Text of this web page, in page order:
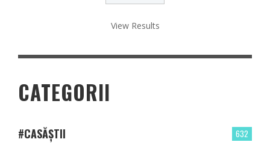
View Results
CATEGORII
632
#CASĂȘTII